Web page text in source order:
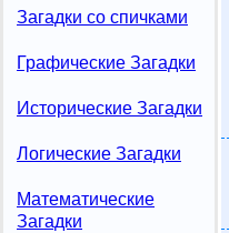
Загадки со спичками
Графические Загадки
Исторические Загадки
Логические Загадки
Математические
Загадки